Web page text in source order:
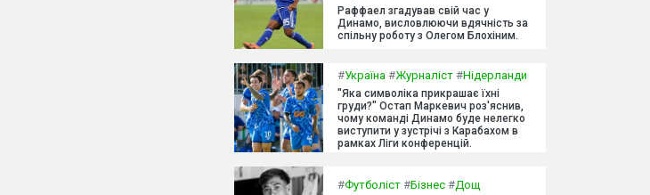
Раффаел згадував свій час у
Динамо, висловлюючи вдячність за
спільну роботу з Олегом Блохіним.
#Україна #Журналіст #Нідерланди
"Яка символіка прикрашає їхні
груди?" Остап Маркевич роз'яснив,
чому команді Динамо буде нелегко
виступити у зустрічі з Карабахом в
рамках Ліги конференцій.
#Футболіст #Бізнес #Дощ